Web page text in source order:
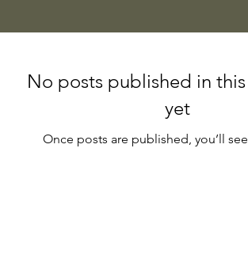
No posts published in
yet
Once posts are published, you’ll